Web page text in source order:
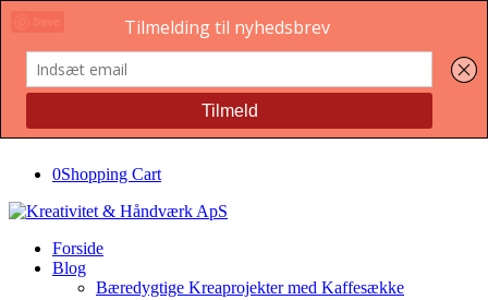
0Shopping Cart
Forside
Blog
Bæredygtige Kreaprojekter med Kaffesække